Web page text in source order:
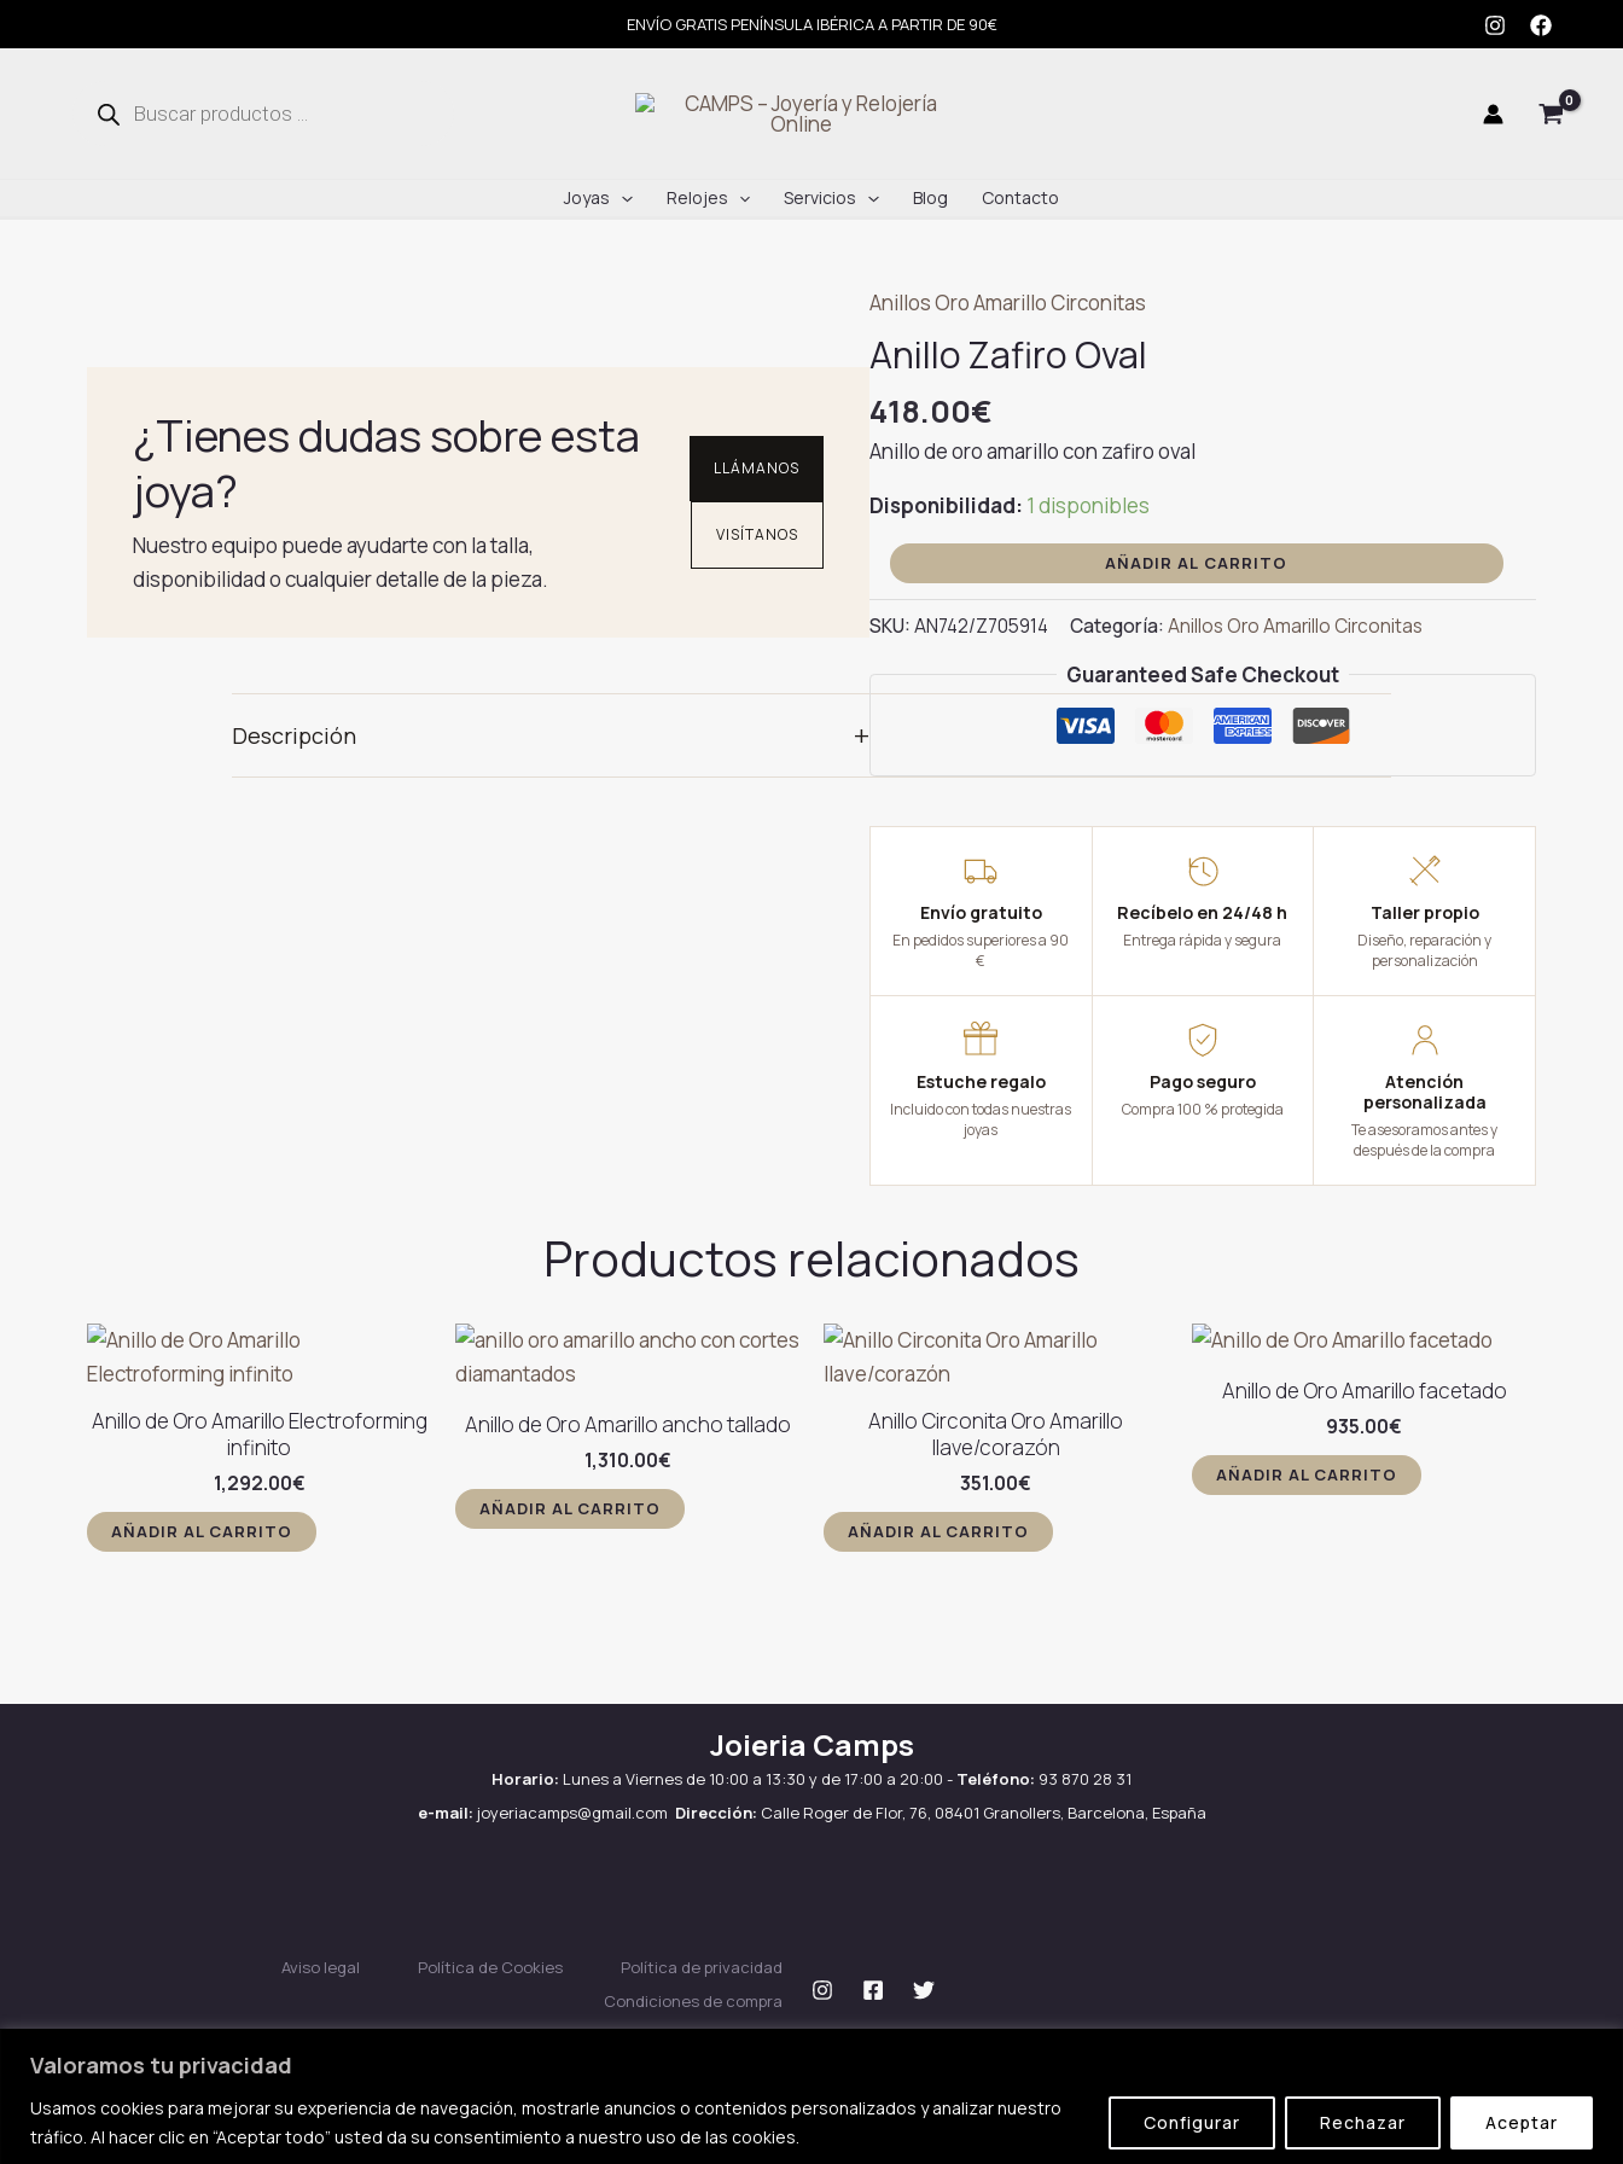
Valoramos tu privacidad
Usamos cookies para mejorar su experiencia de navegación, mostrarle anuncios o contenidos personalizados y analizar nuestro
tráfico. Al hacer clic en “Aceptar todo” usted da su consentimiento a nuestro uso de las cookies.
Configurar Rechazar Aceptar
al
ENVÍO GRATIS PENÍNSULA IBÉRICA A PARTIR DE 90€
productos
Joyas Relojes Servicios Blog Contacto
Anillos Oro Amarillo Circonitas
Anillo Zafiro Oval
418.00€
Anillo de oro amarillo con zafiro oval
Disponibilidad: 1 disponibles
Anillo
Zafiro
Oval
AÑADIR AL CARRITO
SKU:AN742/Z705914 Categoría:Anillos Oro Amarillo Circonitas
Guaranteed Safe Checkout
Envío gratuito
En pedidos superiores a 90
€
Recíbelo en 24/48 h
Entrega rápida y segura
Taller propio
Diseño, reparación y
personalización
Estuche regalo
Incluido con todas nuestras
joyas
Pago seguro
Compra 100 % protegida
Atención
personalizada
Te asesoramos antes y
después de la compra
¿Tienes dudas sobre esta
joya?
Nuestro equipo puede ayudarte con la talla,
disponibilidad o cualquier detalle de la pieza.
LLÁMANOS
VISÍTANOS
Descripción +
Productos relacionados
Anillo de Oro Amarillo Electroforming
infinito
1,292.00€
AÑADIR AL CARRITO
Anillo de Oro Amarillo ancho tallado
1,310.00€
AÑADIR AL CARRITO
Anillo Circonita Oro Amarillo
llave/corazón
351.00€
AÑADIR AL CARRITO
Anillo de Oro Amarillo facetado
935.00€
AÑADIR AL CARRITO
Joieria Camps
Horario: Lunes a Viernes de 10:00 a 13:30 y de 17:00 a 20:00 - Teléfono: 93 870 28 31
e-mail: joyeriacamps@gmail.com Dirección: Calle Roger de Flor, 76, 08401 Granollers, Barcelona, España
Aviso legal Política de Cookies
Política de privacidad
Condiciones de compra
Oval